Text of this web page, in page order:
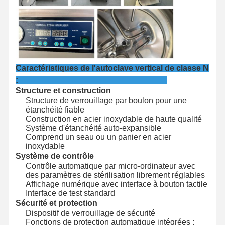
Stérilisateur d'oxyde d'éthylène
Stérilisateur pharmaceutique
Désinfecteur automatique de lave-linge
Équipement CSSD
Équipement de traitement de l'eau
armoire de séchage
Équipement de laboratoire
Caractéristiques de l'autoclave vertical de classe N
:
Structure et construction
Structure de verrouillage par boulon pour une
étanchéité fiable
Construction en acier inoxydable de haute qualité
Système d'étanchéité auto-expansible
Comprend un seau ou un panier en acier
inoxydable
Système de contrôle
Contrôle automatique par micro-ordinateur avec
des paramètres de stérilisation librement réglables
Affichage numérique avec interface à bouton tactile
Interface de test standard
Sécurité et protection
Dispositif de verrouillage de sécurité
Fonctions de protection automatique intégrées :